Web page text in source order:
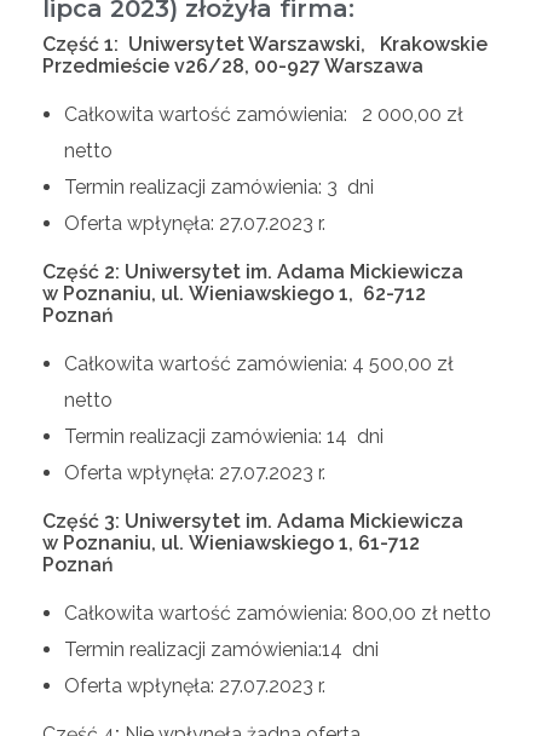
lipca 2023) złożyła firma:
Część 1: Uniwersytet Warszawski, Krakowskie
Przedmieście v26/28, 00-927 Warszawa
Całkowita wartość zamówienia: 2 000,00 zł
netto
Termin realizacji zamówienia: 3 dni
Oferta wpłynęła: 27.07.2023 r.
Część 2: Uniwersytet im. Adama Mickiewicza
w Poznaniu, ul. Wieniawskiego 1, 62-712
Poznań
Całkowita wartość zamówienia: 4 500,00 zł
netto
Termin realizacji zamówienia: 14 dni
Oferta wpłynęła: 27.07.2023 r.
Część 3: Uniwersytet im. Adama Mickiewicza
w Poznaniu, ul. Wieniawskiego 1, 61-712
Poznań
Całkowita wartość zamówienia: 800,00 zł netto
Termin realizacji zamówienia:14 dni
Oferta wpłynęła: 27.07.2023 r.